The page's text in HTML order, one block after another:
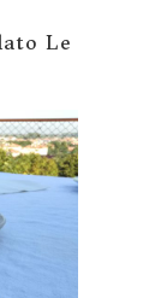
Le